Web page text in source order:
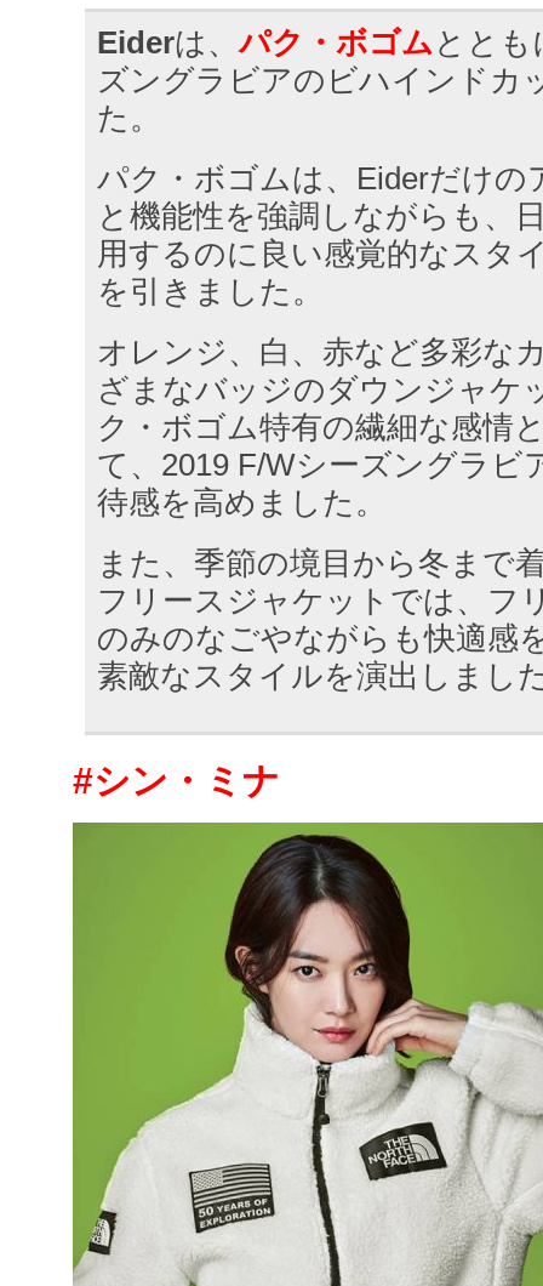
Eiderは、パク・ボゴム ととも
ズングラビアのビハインドカ
た。
パク・ボゴムは、Eiderだけの
と機能性を強調しながらも、
用するのに良い感覚的なスタ
を引きました。
オレンジ、白、赤など多彩な
ざまなバッジのダウンジャケ
ク・ボゴム特有の繊細な感情
て、2019 F/Wシーズングラビ
待感を高めました。
また、季節の境目から冬まで
フリースジャケットでは、フ
のみのなごやながらも快適感
素敵なスタイルを演出しまし
#シン・ミナ